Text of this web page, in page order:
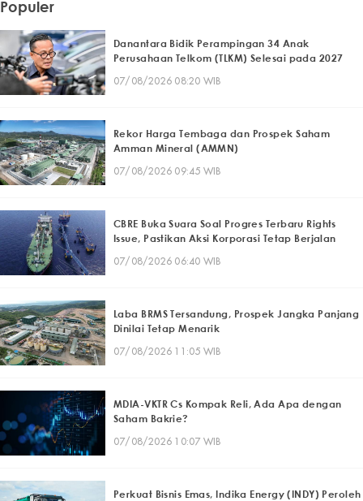
Populer
Danantara Bidik Perampingan 34 Anak
Perusahaan Telkom (TLKM) Selesai pada 2027
07/08/2026 08:20 WIB
Rekor Harga Tembaga dan Prospek Saham
Amman Mineral (AMMN)
07/08/2026 09:45 WIB
CBRE Buka Suara Soal Progres Terbaru Rights
Issue, Pastikan Aksi Korporasi Tetap Berjalan
07/08/2026 06:40 WIB
Laba BRMS Tersandung, Prospek Jangka Panjang
Dinilai Tetap Menarik
07/08/2026 11:05 WIB
MDIA-VKTR Cs Kompak Reli, Ada Apa dengan
Saham Bakrie?
07/08/2026 10:07 WIB
Perkuat Bisnis Emas, Indika Energy (INDY) Peroleh